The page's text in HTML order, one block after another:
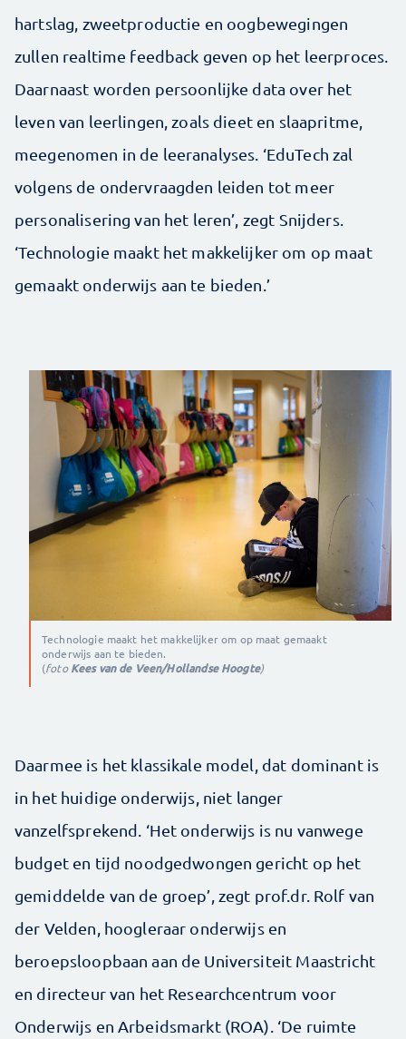
hartslag, zweetproductie en oogbewegingen
zullen realtime feedback geven op het leerproces.
Daarnaast worden persoonlijke data over het
leven van leerlingen, zoals dieet en slaapritme,
meegenomen in de leeranalyses. ‘EduTech zal
volgens de ondervraagden leiden tot meer
personalisering van het leren’, zegt Snijders.
‘Technologie maakt het makkelijker om op maat
gemaakt onderwijs aan te bieden.’
Technologie maakt het makkelijker om op maat gemaakt
onderwijs aan te bieden.
(fotoKees van de Veen/Hollandse Hoogte)
Daarmee is het klassikale model, dat dominant is
in het huidige onderwijs, niet langer
vanzelfsprekend. ‘Het onderwijs is nu vanwege
budget en tijd noodgedwongen gericht op het
gemiddelde van de groep’, zegt prof.dr. Rolf van
der Velden, hoogleraar onderwijs en
beroepsloopbaan aan de Universiteit Maastricht
en directeur van het Researchcentrum voor
Onderwijs en Arbeidsmarkt (ROA). ‘De ruimte